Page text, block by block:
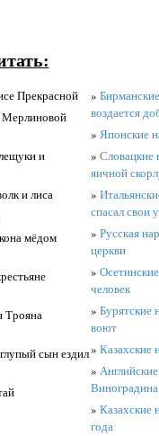
Прекрасной
Мерлиновой
и
и лиса
мёдом
Трояна
сын ездил
»
воздается
» Японские
» Словацкие
яичной
»
спасал свои
» Русская
церкви
»
человек
» Бурятские
воют
» Казахские
»
Виноградина
» Казахские
года